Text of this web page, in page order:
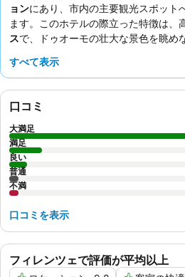
ョンにあり、市内の主要観光スポット
ます。このホテルの際立った特徴は、
スで、ドゥオーモの壮大な景色を眺め
賛しており、朝食はシンプルで新鮮な
勧めします。
すべて表示
フィレンツェで評価が平均以上
口コミ
大満足
満足
良い
普通
不満
口コミを表示